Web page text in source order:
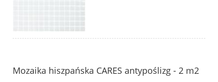
Mozaika hiszpańska CARES antypoślizg - 2 m2